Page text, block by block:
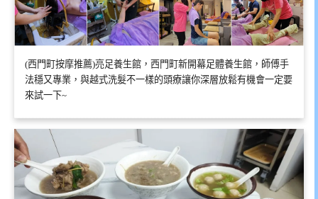
(西門町按摩推薦)亮足養生館，西門町新開幕足體養生館，師傅手
法穩又專業，與越式洗髮不一樣的頭療讓你深層放鬆有機會一定要
來試一下~